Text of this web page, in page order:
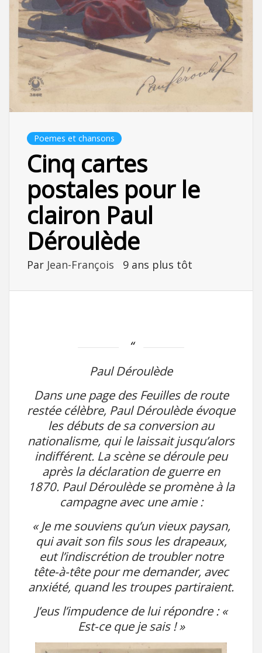
Poemes et chansons
Cinq cartes
postales pour le
clairon Paul
Déroulède
Par Jean-François 9 ans plus tôt
Paul Déroulède
Dans une page des Feuilles de route
restée célèbre, Paul Déroulède évoque
les débuts de sa conversion au
nationalisme, qui le laissait jusqu’alors
indifférent. La scène se déroule peu
après la déclaration de guerre en
1870. Paul Déroulède se promène à la
campagne avec une amie :
« Je me souviens qu’un vieux paysan,
qui avait son fils sous les drapeaux,
eut l’indiscrétion de troubler notre
tête-à-tête pour me demander, avec
anxiété, quand les troupes partiraient.
J’eus l’impudence de lui répondre : «
Est-ce que je sais ! »